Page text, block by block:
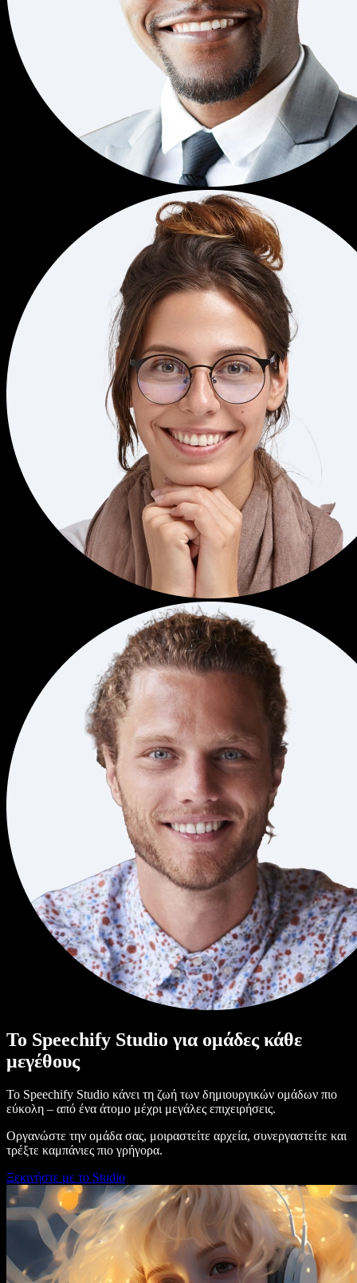
Το Speechify Studio για ομάδες κάθε
μεγέθους
Το Speechify Studio κάνει τη ζωή των δημιουργικών ομάδων πιο
εύκολη – από ένα άτομο μέχρι μεγάλες επιχειρήσεις.
Οργανώστε την ομάδα σας, μοιραστείτε αρχεία, συνεργαστείτε και
τρέξτε καμπάνιες πιο γρήγορα.
Ξεκινήστε με το Studio